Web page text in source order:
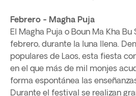
Febrero - Magha Puja
El Magha Puja o Boun Ma Kha
febrero, durante la luna llena.
populares de Laos, esta fiesta
en el que más de mil monjes
forma espontánea las
Durante el festival se realizan